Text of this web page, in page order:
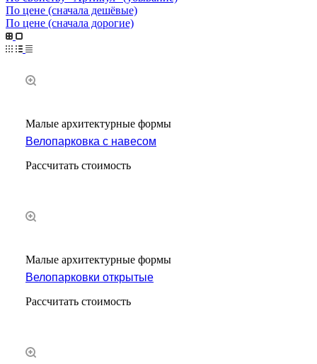
По цене (сначала дешёвые)
По цене (сначала дорогие)
Малые архитектурные формы
Велопарковка с навесом
Рассчитать стоимость
Малые архитектурные формы
Велопарковки открытые
Рассчитать стоимость